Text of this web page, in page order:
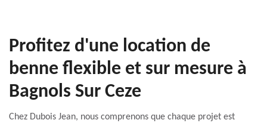
Profitez d'une location de
benne flexible et sur mesure à
Bagnols Sur Ceze
Chez Dubois Jean, nous comprenons que chaque projet est